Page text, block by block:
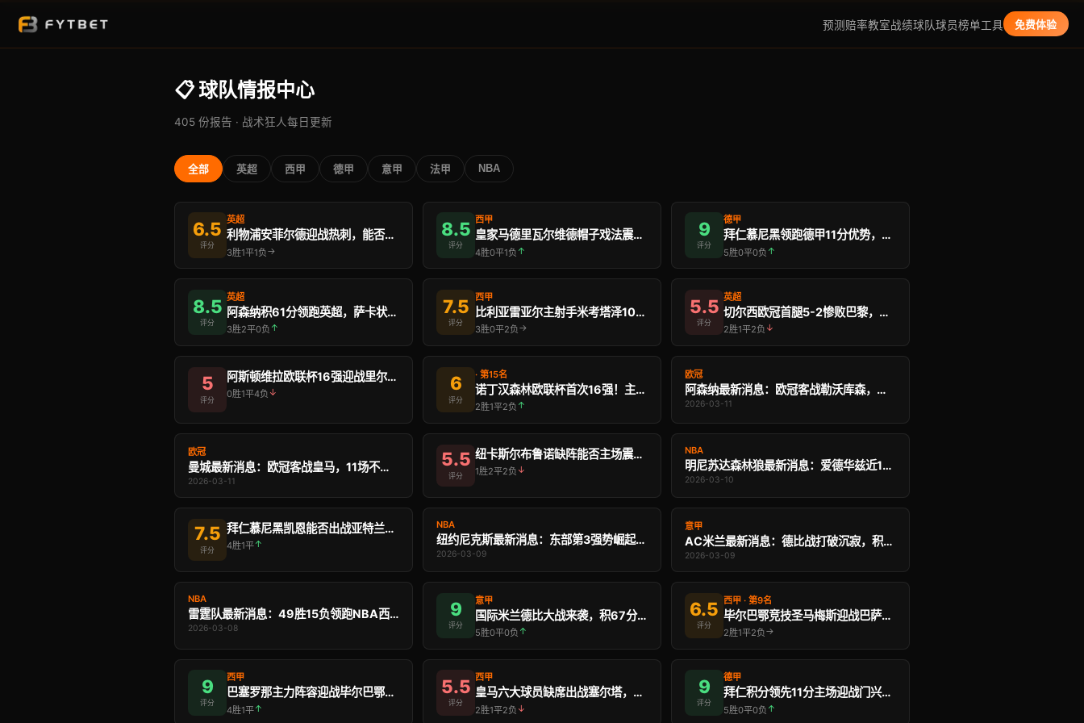
预测赔率教室战绩球队球员榜单工具 免费体验
📋 球队情报中心
405 份报告 · 战术狂人每日更新
全部 英超 西甲 德甲 意甲 法甲 NBA
6.5
评分
英超
利物浦安菲尔德迎战热刺，能否重回前四？
3胜1平1负 →
8.5
评分
西甲
皇家马德里瓦尔维德帽子戏法震惊欧洲，今日主场迎战埃 …
4胜0平1负 ↑
9
评分
德甲
拜仁慕尼黑领跑德甲11分优势，今日挑战勒沃库森
5胜0平0负 ↑
8.5
评分
英超
阿森纳积61分领跑英超，萨卡状态回升，明日迎战埃弗 …
3胜2平0负 ↑
7.5
评分
西甲
比利亚雷亚尔主射手米考塔泽10球领衔，冲击西甲欧冠 …
3胜0平2负 →
5.5
评分
英超
切尔西欧冠首腿5-2惨败巴黎，罗斯尼尔承认实力差 …
2胜1平2负 ↓
5
评分
阿斯顿维拉欧联杯16强迎战里尔，能否摆脱联赛低迷？
0胜1平4负 ↓ 6
评分
· 第15名
诺丁汉森林欧联杯首次16强！主场迎战米德蒂兰能否历 …
2胜1平2负 ↑
欧冠
阿森纳最新消息：欧冠客战勒沃库森，欧德加德缺阵能否挺进八强？
2026-03-11
欧冠
曼城最新消息：欧冠客战皇马，11场不败的蓝月亮能否制造伯纳乌 …
2026-03-11
5.5
评分
纽卡斯尔布鲁诺缺阵能否主场震撼巴萨？欧冠16强状态 …
1胜2平2负 ↓
NBA
明尼苏达森林狼最新消息：爱德华兹近10场均29.5分，客战湖 …
2026-03-10
7.5
评分
拜仁慕尼黑凯恩能否出战亚特兰大？欧冠客场状态分析
4胜1平↑
NBA
纽约尼克斯最新消息：东部第3强势崛起，16胜5负的惊人连胜态 …
2026-03-09
意甲
AC米兰最新消息：德比战打破沉寂，积分追逐国米进入关键阶段｜ …
2026-03-09
NBA
雷霆队最新消息：49胜15负领跑NBA西部，今晚主场战勇士｜ …
2026-03-08
9
评分
意甲
国际米兰德比大战来袭，积67分领跑意甲
5胜0平0负 ↑
6.5
评分
西甲 · 第9名
毕尔巴鄂竞技圣马梅斯迎战巴萨，能否终结领头羊连胜？
2胜1平2负 →
9
评分
西甲
巴塞罗那主力阵容迎战毕尔巴鄂，亚马尔领衔冲击联赛王 …
4胜1平↑
5.5
评分
西甲
皇马六大球员缺席出战塞尔塔，伤病危机下谁来拯救卫冕 …
2胜1平2负 ↓
9
评分
德甲
拜仁积分领先11分主场迎战门兴，伤缺诺伊尔戴维斯能 …
5胜0平0负 ↑